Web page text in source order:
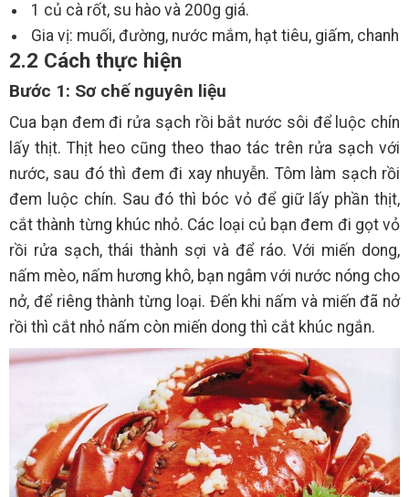
1 củ cà rốt, su hào và 200g giá.
Gia vị: muối, đường, nước mắm, hạt tiêu, giấm, chanh
2.2 Cách thực hiện
Bước 1: Sơ chế nguyên liệu
Cua bạn đem đi rửa sạch rồi bắt nước sôi để luộc chín
lấy thịt. Thịt heo cũng theo thao tác trên rửa sạch với
nước, sau đó thì đem đi xay nhuyễn. Tôm làm sạch rồi
đem luộc chín. Sau đó thì bóc vỏ để giữ lấy phần thịt,
cắt thành từng khúc nhỏ. Các loại củ bạn đem đi gọt vỏ
rồi rửa sạch, thái thành sợi và để ráo. Với miến dong,
nấm mèo, nấm hương khô, bạn ngâm với nước nóng cho
nở, để riêng thành từng loại. Đến khi nấm và miến đã nở
rồi thì cắt nhỏ nấm còn miến dong thì cắt khúc ngắn.